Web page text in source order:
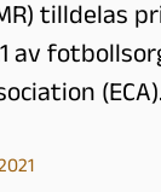
tilldelas
av
(ECA).